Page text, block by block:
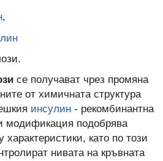
,
се получават чрез промяна
от химичната структура
инсулин - рекомбинантна
модификация подобрява
като по този
нивата на кръвната